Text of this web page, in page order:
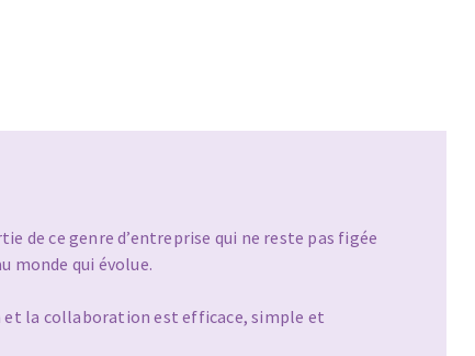
Tours à métaux
de ce genre d’entreprise qui ne reste pas figée
monde qui évolue.
et la collaboration est efficace, simple et